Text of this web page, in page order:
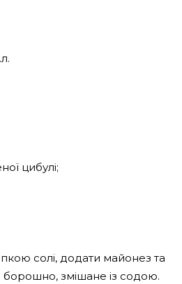
цибулі;
солі, додати майонез та
борошно, змішане із содою.